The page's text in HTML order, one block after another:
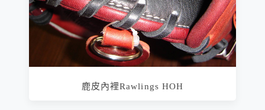
鹿皮內裡Rawlings HOH